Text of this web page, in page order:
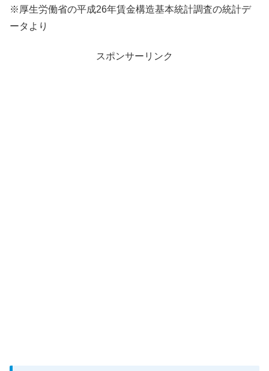
※厚生労働省の平成26年賃金構造基本統計調査の統計デ
ータより
スポンサーリンク